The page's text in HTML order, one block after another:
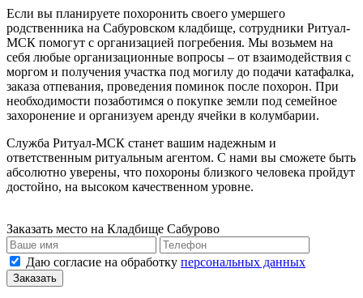
Если вы планируете похоронить своего умершего
родственника на Сабуровском кладбище, сотрудники Ритуал-
МСК помогут с организацией погребения. Мы возьмем на
себя любые организационные вопросы – от взаимодействия с
моргом и получения участка под могилу до подачи катафалка,
заказа отпевания, проведения поминок после похорон. При
необходимости позаботимся о покупке земли под семейное
захоронение и организуем аренду ячейки в колумбарии.
Служба Ритуал-МСК станет вашим надежным и
ответственным ритуальным агентом. С нами вы сможете быть
абсолютно уверены, что похороны близкого человека пройдут
достойно, на высоком качественном уровне.
Заказать место на Кладбище Сабурово
Даю согласие на обработку персональных данных